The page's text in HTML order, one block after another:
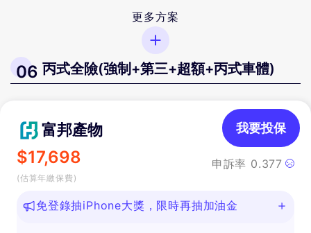
更多方案
06 丙式全險(強制+第三+超額+丙式車體)
富邦產物
$17,698
(估算年繳保費)
申訴率 0.377
我要投保
免登錄抽iPhone大獎，限時再抽加油金